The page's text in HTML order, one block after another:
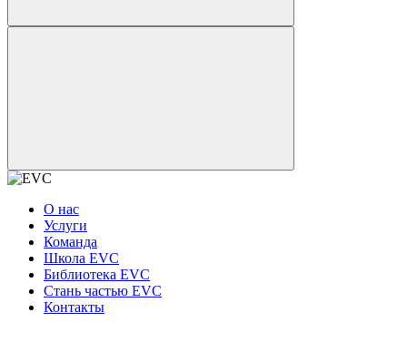
О нас
Услуги
Команда
Школа EVC
Библиотека EVC
Стань частью EVC
Контакты